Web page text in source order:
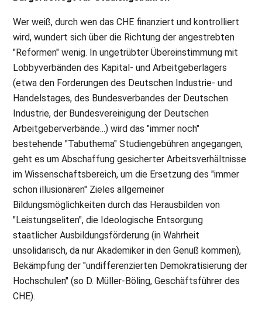
Wer weiß, durch wen das CHE finanziert und kontrolliert
wird, wundert sich über die Richtung der angestrebten
"Reformen" wenig. In ungetrübter Übereinstimmung mit
Lobbyverbänden des Kapital- und Arbeitgeberlagers
(etwa den Forderungen des Deutschen Industrie- und
Handelstages, des Bundesverbandes der Deutschen
Industrie, der Bundesvereinigung der Deutschen
Arbeitgeberverbände...) wird das "immer noch"
bestehende "Tabuthema" Studiengebühren angegangen,
geht es um Abschaffung gesicherter Arbeitsverhältnisse
im Wissenschaftsbereich, um die Ersetzung des "immer
schon illusionären" Zieles allgemeiner
Bildungsmöglichkeiten durch das Herausbilden von
"Leistungseliten", die Ideologische Entsorgung
staatlicher Ausbildungsförderung (in Wahrheit
unsolidarisch, da nur Akademiker in den Genuß kommen),
Bekämpfung der "undifferenzierten Demokratisierung der
Hochschulen" (so D. Müller-Böling, Geschäftsführer des
CHE).